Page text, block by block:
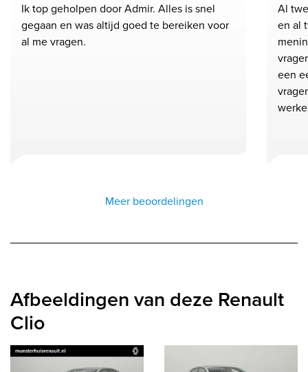
Ik top geholpen door Admir. Alles is snel
gegaan en was altijd goed te bereiken voor
al me vragen.
Al
en al
een
Meer beoordelingen
Afbeeldingen van deze Renault
Clio